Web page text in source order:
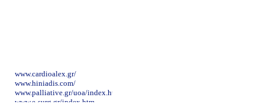
www.cardioalex.gr/
www.hiniadis.com/
www.palliative.gr/uoa/index.html
www.e-surg.gr/index.htm